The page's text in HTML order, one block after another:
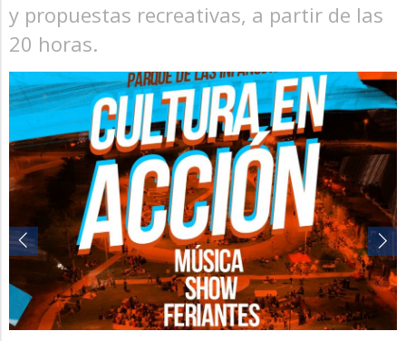
y propuestas recreativas, a partir de las
20 horas.